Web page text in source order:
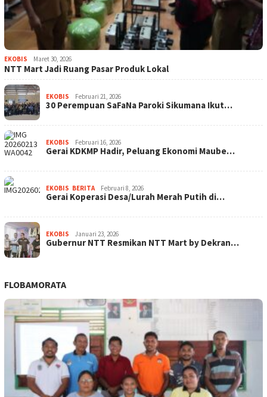
EKOBIS Maret 30, 2026
NTT Mart Jadi Ruang Pasar Produk Lokal
EKOBIS Februari 21, 2026
30 Perempuan SaFaNa Paroki Sikumana Ikut…
EKOBIS Februari 16, 2026
Gerai KDKMP Hadir, Peluang Ekonomi Maube…
EKOBIS BERITA Februari 8, 2026
Gerai Koperasi Desa/Lurah Merah Putih di…
EKOBIS Januari 23, 2026
Gubernur NTT Resmikan NTT Mart by Dekran…
FLOBAMORATA